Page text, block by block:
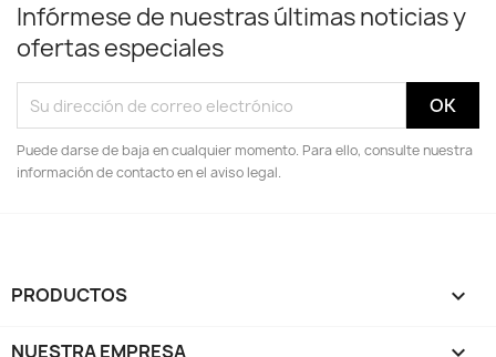
Infórmese de nuestras últimas noticias y
ofertas especiales
Puede darse de baja en cualquier momento. Para ello, consulte nuestra
información de contacto en el aviso legal.
PRODUCTOS 
NUESTRA EMPRESA